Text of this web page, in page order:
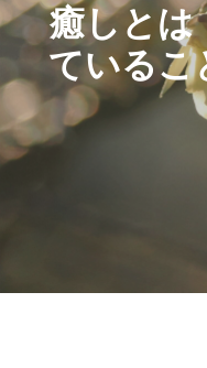
癒しとは
ているこ